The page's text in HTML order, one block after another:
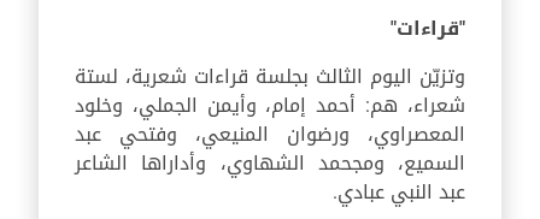
"قراءات"
وتزيّن اليوم الثالث بجلسة قراءات شعرية، لستة
شعراء، هم: أحمد إمام، وأيمن الجملي، وخلود
المعصراوي، ورضوان المنيعي، وفتحي عبد
السميع، ومجحمد الشهاوي، وأداراها الشاعر
عبد النبي عبادي.